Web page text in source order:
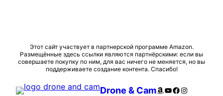
Перейти
содержимому
Этот сайт участвует в партнерской программе Amazon.
Размещённые здесь ссылки являются партнёрскими: если вы
совершаете покупку по ним, для вас ничего не меняется, но вы
поддерживаете создание контента. Спасибо!
Drone & CamAmazon
YouTube
Facebook
Instagram